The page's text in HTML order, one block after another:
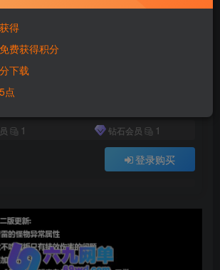
0 1427 704
请付费后查看
1 钻石会员 1
登录购买
得
费获得积分
下载
点